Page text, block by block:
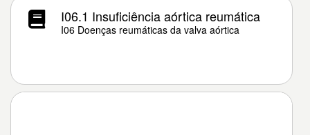
I06.1 Insuficiência aórtica reumática
I06 Doenças reumáticas da valva aórtica